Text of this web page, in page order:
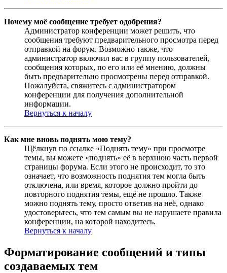
Почему моё сообщение требует одобрения?
Администратор конференции может решить, что
сообщения требуют предварительного просмотра перед
отправкой на форум. Возможно также, что
администратор включил вас в группу пользователей,
сообщения которых, по его или её мнению, должны
быть предварительно просмотрены перед отправкой.
Пожалуйста, свяжитесь с администратором
конференции для получения дополнительной
информации.
Вернуться к началу
Как мне вновь поднять мою тему?
Щёлкнув по ссылке «Поднять тему» при просмотре
темы, вы можете «поднять» её в верхнюю часть первой
страницы форума. Если этого не происходит, то это
означает, что возможность поднятия тем могла быть
отключена, или время, которое должно пройти до
повторного поднятия темы, ещё не прошло. Также
можно поднять тему, просто ответив на неё, однако
удостоверьтесь, что тем самым вы не нарушаете правила
конференции, на которой находитесь.
Вернуться к началу
Форматирование сообщений и типы
создаваемых тем